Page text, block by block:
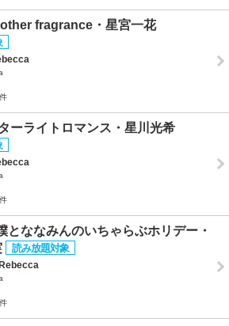
fragrance・星宮一花
ーライトロマンス・星川光希
とななみんのいちゃらぶホリデー・
Rebecca